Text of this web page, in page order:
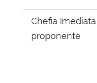
Chefia
proponente